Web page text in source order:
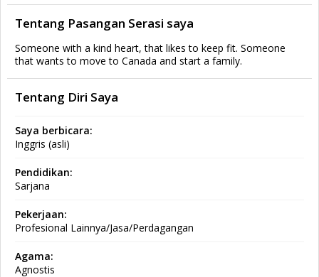
Tentang Pasangan Serasi saya
Someone with a kind heart, that likes to keep fit. Someone
that wants to move to Canada and start a family.
Tentang Diri Saya
Saya berbicara:
Inggris (asli)
Pendidikan:
Sarjana
Pekerjaan:
Profesional Lainnya/Jasa/Perdagangan
Agama:
Agnostis